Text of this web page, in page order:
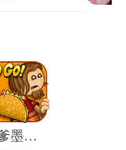
老爹墨西哥塔可饼店